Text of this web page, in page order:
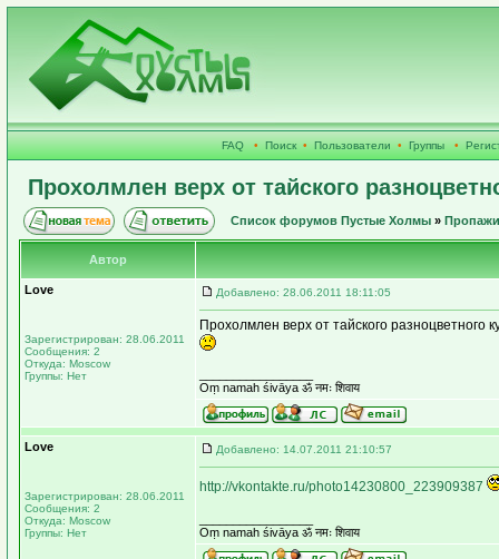
FAQ • Поиск • Пользователи • Группы •
Прохолмлен верх от тайского
Список форумов Пустые Холмы »
Автор
Love
Зарегистрирован: 28.06.2011
Сообщения: 2
Откуда: Moscow
Группы: Нет
Добавлено: 28.06.2011 18:11:05
Прохолмлен верх от тайского разноцветного
Оṃ namah śivāya ॐ नमः शिवाय
Love
Зарегистрирован: 28.06.2011
Сообщения: 2
Откуда: Moscow
Группы: Нет
Добавлено: 14.07.2011 21:10:57
http://vkontakte.ru/photo14230800_223909387
Оṃ namah śivāya ॐ नमः शिवाय